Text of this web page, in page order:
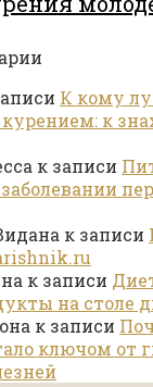
К кому
курением: к
к записи
к записи
к записи
на столе
к записи
ключом от